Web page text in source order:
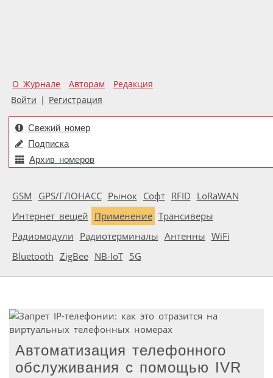
О Журнале Авторам
Редакция
Войти | Регистрация
Свежий номер
Подписка
Архив номеров
GSM GPS/ГЛОНАСС Рынок Софт RFID LoRaWAN
Интернет вещей Применение Трансиверы
Радиомодули Радиотерминалы Антенны WiFi
Bluetooth ZigBee NB-IoT 5G
Автоматизация телефонного
обслуживания с помощью IVR